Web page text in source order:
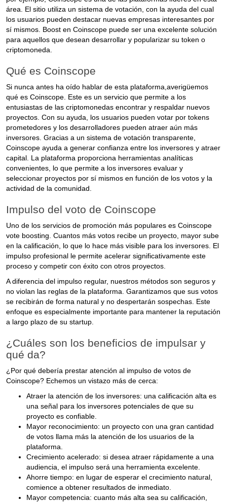
área. El sitio utiliza un sistema de votación, con la ayuda del cual
los usuarios pueden destacar nuevas empresas interesantes por
sí mismos. Boost en Coinscope puede ser una excelente solución
para aquellos que desean desarrollar y popularizar su token o
criptomoneda.
Qué es Coinscope
Si nunca antes ha oído hablar de esta plataforma,averigüemos
qué es Coinscope. Este es un servicio que permite a los
entusiastas de las criptomonedas encontrar y respaldar nuevos
proyectos. Con su ayuda, los usuarios pueden votar por tokens
prometedores y los desarrolladores pueden atraer aún más
inversores. Gracias a un sistema de votación transparente,
Coinscope ayuda a generar confianza entre los inversores y atraer
capital. La plataforma proporciona herramientas analíticas
convenientes, lo que permite a los inversores evaluar y
seleccionar proyectos por sí mismos en función de los votos y la
actividad de la comunidad.
Impulso del voto de Coinscope
Uno de los servicios de promoción más populares es Coinscope
vote boosting. Cuantos más votos recibe un proyecto, mayor sube
en la calificación, lo que lo hace más visible para los inversores. El
impulso profesional le permite acelerar significativamente este
proceso y competir con éxito con otros proyectos.
A diferencia del impulso regular, nuestros métodos son seguros y
no violan las reglas de la plataforma. Garantizamos que sus votos
se recibirán de forma natural y no despertarán sospechas. Este
enfoque es especialmente importante para mantener la reputación
a largo plazo de su startup.
¿Cuáles son los beneficios de impulsar y
qué da?
¿Por qué debería prestar atención al impulso de votos de
Coinscope? Echemos un vistazo más de cerca:
Atraer la atención de los inversores: una calificación alta es
una señal para los inversores potenciales de que su
proyecto es confiable.
Mayor reconocimiento: un proyecto con una gran cantidad
de votos llama más la atención de los usuarios de la
plataforma.
Crecimiento acelerado: si desea atraer rápidamente a una
audiencia, el impulso será una herramienta excelente.
Ahorre tiempo: en lugar de esperar el crecimiento natural,
comience a obtener resultados de inmediato.
Mayor competencia: cuanto más alta sea su calificación,